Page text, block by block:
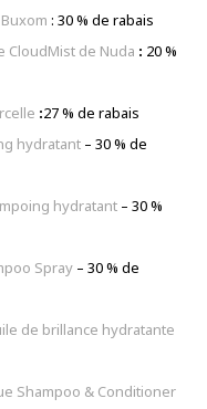
: 30 % de rabais
CloudMist de Nuda : 20 %
:27 % de rabais
hydratant –30 % de
hydratant –30 %
Spray –30 % de
de brillance hydratante
Shampoo & Conditioner